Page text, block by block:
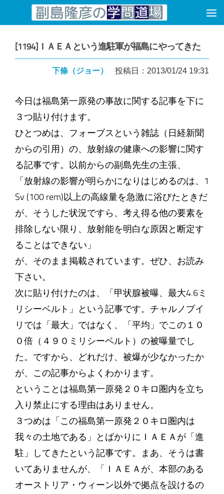
コンテンツへスキップ
[1194]ＩＡＥＡという進駐軍が福島にやってきた
下條（ジョー） 投稿日：2013/01/24 19:31
今日は福島第一原発の事故に関する記事を下に
３つ貼り付けます。
ひとつめは、フォーブスという雑誌（日経新聞
からの引用）の、放射線の健康への影響に関す
る記事です。以前からの副島先生の主張、
「放射線の影響が明らかになりはじめるのは、1
Sv (100 rem)以上の高線量を急激に浴びたときだ
が、そうした状況ですら、考え得る他の要素を
排除しない限り、放射能を明白な原因と断定す
ることはできない」
が、そのまま掲載されています。ぜひ、お読み
下さい。
次に貼り付けたのは、「甲状腺被曝、最大4.6ミ
リシーベルト」という記事です。チャルノブイ
リでは「最大」ではなく、「平均」でこの１０
０倍（４９０ミリシーベルト）の被曝量でし
た。ですから、どれだけ、被爆が少なかったか
が、この記事からよくわかります。
ということは福島第一原発２０キロ圏内を立ち
入り禁止にする理由はありません。
３つめは「この福島第一原発２０キロ圏内は
我々の土地である」とばかりにＩＡＥＡが「進
駐」してきたという記事です。まあ、そうは書
いてありませんが、「ＩＡＥＡが、本部のある
オーストリア・ウィーン以外で拠点を設けるの